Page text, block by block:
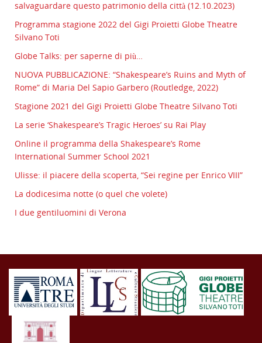
salvaguardare questo patrimonio della città (12.10.2023)
Programma stagione 2022 del Gigi Proietti Globe Theatre
Silvano Toti
Globe Talks: per saperne di più…
NUOVA PUBBLICAZIONE: “Shakespeare’s Ruins and Myth of
Rome” di Maria Del Sapio Garbero (Routledge, 2022)
Stagione 2021 del Gigi Proietti Globe Theatre Silvano Toti
La serie ‘Shakespeare’s Tragic Heroes’ su Rai Play
Online il programma della Shakespeare’s Rome
International Summer School 2021
Ulisse: il piacere della scoperta, “Sei regine per Enrico VIII”
La dodicesima notte (o quel che volete)
I due gentiluomini di Verona